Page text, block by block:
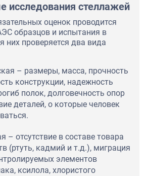
исследования стеллажей
оценок проводится
образцов и испытания в
них проверяется два вида
– размеры, масса, прочность
конструкции, надежность
полок, долговечность опор
деталей, о которые человек
– отсутствие в составе товара
(ртуть, кадмий и т.д.), миграция
элементов
ксилола, хлористого